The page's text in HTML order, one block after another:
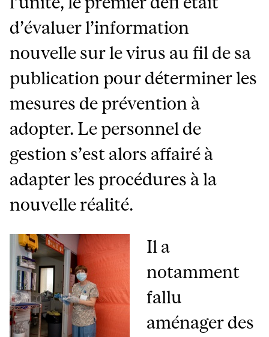
d’évaluer l’information
nouvelle sur le virus au fil de sa
publication pour déterminer les
mesures de prévention à
adopter. Le personnel de
gestion s’est alors affairé à
adapter les procédures à la
nouvelle réalité.
Il a
notamment
fallu
aménager des